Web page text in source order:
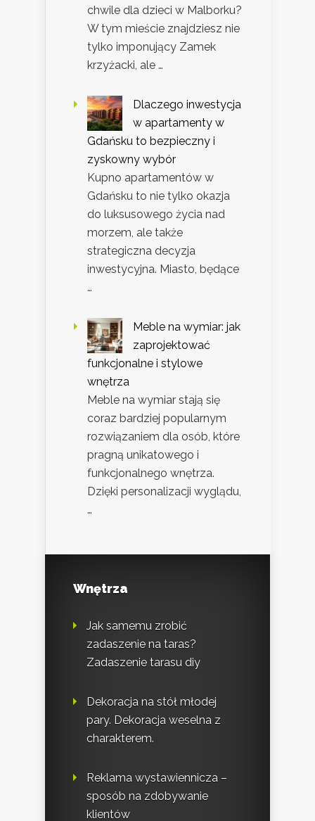
chwile dla dzieci w Malborku?
W tym mieście znajdziesz nie
tylko imponujący Zamek
krzyżacki, ale …
Dlaczego inwestycja
w apartamenty w
Gdańsku to bezpieczny i
zyskowny wybór
Kupno apartamentów w
Gdańsku to nie tylko okazja
do luksusowego życia nad
morzem, ale także
strategiczna decyzja
inwestycyjna. Miasto, będące
…
Meble na wymiar: jak
zaprojektować
funkcjonalne i stylowe
wnętrza
Meble na wymiar stają się
coraz bardziej popularnym
rozwiązaniem dla osób, które
pragną unikatowego i
funkcjonalnego wnętrza.
Dzięki personalizacji wyglądu,
…
Wnętrza
Jak samemu zrobić
zadaszenie na taras?
Zadaszenie tarasu diy
Dekoracja na stół młodej
pary. Dekoracja weselna z
charakterem.
Reklama wystawiennicza –
sposób na zdobywanie
klientów